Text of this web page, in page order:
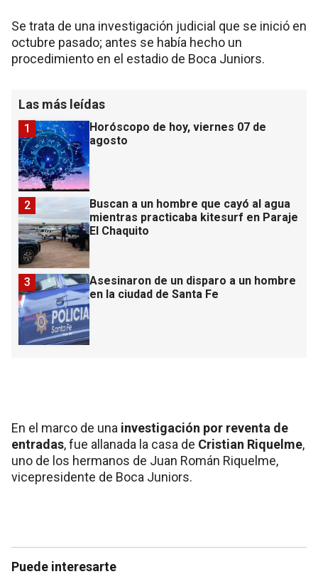
Se trata de una investigación judicial que se inició en
octubre pasado; antes se había hecho un
procedimiento en el estadio de Boca Juniors.
Las más leídas
Horóscopo de hoy, viernes 07 de
agosto
1
Buscan a un hombre que cayó al agua
mientras practicaba kitesurf en Paraje
El Chaquito
2
Asesinaron de un disparo a un hombre
en la ciudad de Santa Fe
3
En el marco de una investigación por reventa de
entradas, fue allanada la casa de Cristian Riquelme,
uno de los hermanos de Juan Román Riquelme,
vicepresidente de Boca Juniors.
Puede interesarte